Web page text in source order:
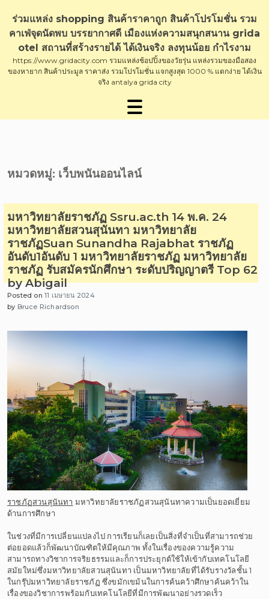
content
ร่วมแหล่ง shopping สินค้าราคาถูก สินค้าโปรโมชั่น รวม
คาเฟ่จุดนัดพบ บรรยากาศดี เมืองแห่งความสนุกสนาน grida
otel สถานที่สร้างรายได้ ได้เงินจริง ลงทุนน้อย กำไรงาม
https://www.gridacity.com รวมแหล่งช้อปปิ้งของวัยรุ่น แหล่งรวมของมือสอง
ของหายาก สินค้าประมูล ราคาส่ง รวมโปรโมชั่น แจกสูงสุด 1000 % แตกง่าย ได้เงิน
จริง antalya grida city
หมวดหมู่: เว็บพนันออนไลน์
มหาวิทยาลัยราชภัฏ Ssru.ac.th 14 พ.ค. 24
มหาวิทยาลัยสวนสุนันทา มหาวิทยาลัย
ราชภัฏSuan Sunandha Rajabhat ราชภัฏ
อันดับ1อันดับ 1 มหาวิทยาลัยราชภัฏ มหาวิทยาลัย
ราชภัฏ รับสมัครนักศึกษา ระดับปริญญาตรี Top 62
by Abigail
Posted on11 เมษายน 2024
by Bruce Richardson
ราชภัฏสวนสุนันทา มหาวิทยาลัยราชภัฏสวนสุนันทาความเป็นยอดเยี่ยม
ด้านการศึกษา
ในช่วงที่มีการเปลี่ยนแปลงไป การเรียนก็เลยเป็นสิ่งที่จำเป็นที่สามารถช่วย
ต่อยอดแล้วก็พัฒนาบัณฑิตให้มีคุณภาพ ทั้งในเรื่องของความรู้ความ
สามารถทางวิชาการจริยธรรมและก็การประยุกต์ใช้ให้เข้ากับเทคโนโลยี
สมัยใหม่ซึ่งมหาวิทยาลัยสวนสุนันทา เป็นมหาวิทยาลัยที่ได้รับรางวัลชั้น 1
ในกรุ๊ปมหาวิทยาลัยราชภัฏ ซึ่งขมักเขม้นในการค้นคว้าศึกษาค้นคว้าใน
เรื่องของวิชาการพร้อมกับเทคโนโลยีที่มีการพัฒนาอย่างรวดเร็ว